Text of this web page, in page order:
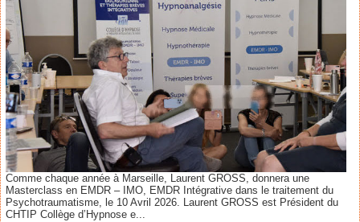
Comme chaque année à Marseille, Laurent GROSS, donnera une
Masterclass en EMDR – IMO, EMDR Intégrative dans le traitement du
Psychotraumatisme, le 10 Avril 2026. Laurent GROSS est Président du
CHTIP Collège d’Hypnose e...